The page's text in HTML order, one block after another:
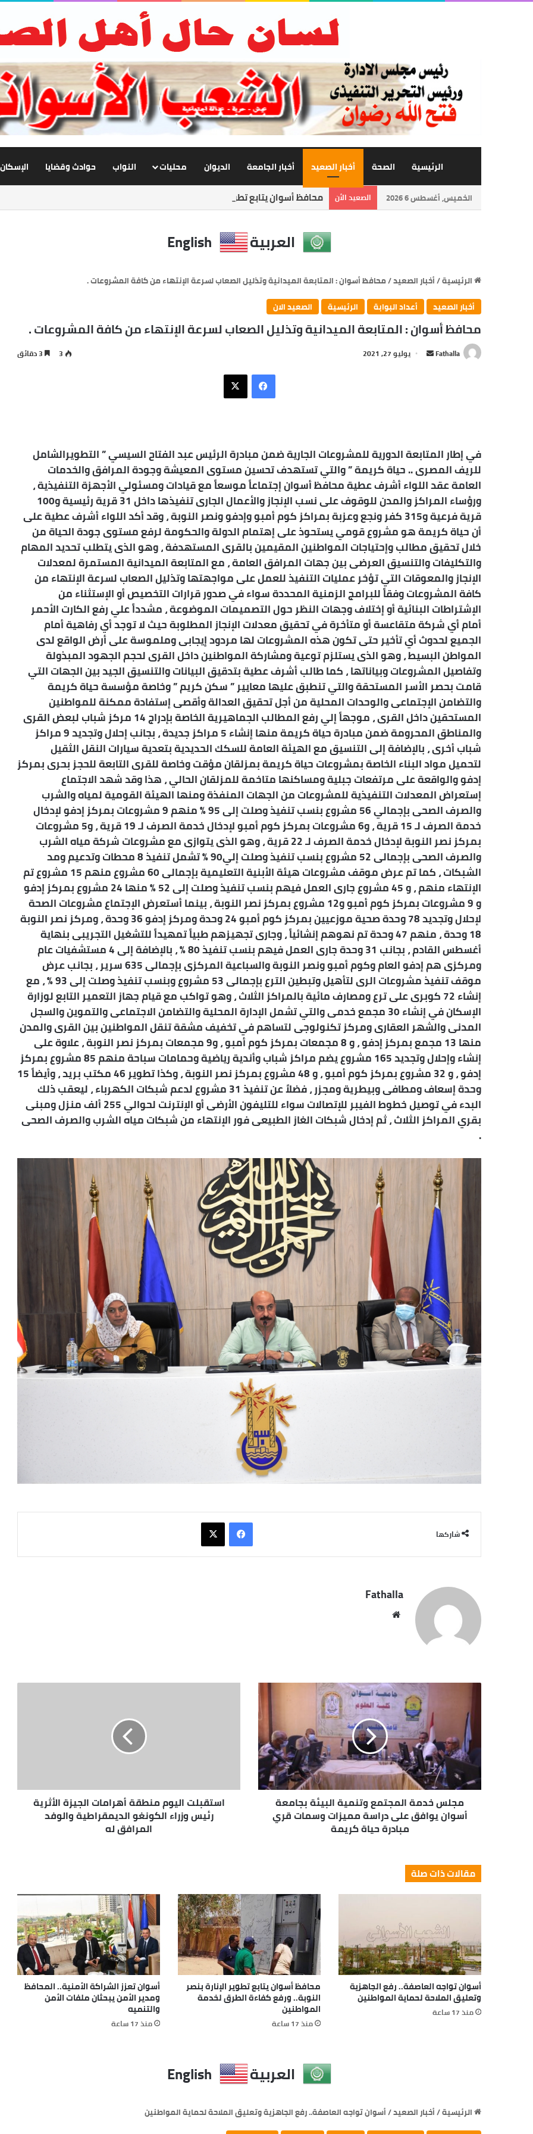
الرئيسية الصحة أخبار الصعيد أخبار الجامعة الديوان محليات النواب حوادث وقضايا الإسكان
الخميس, أغسطس 6 2026 الصعيد الأن محافظ أسوان يتابع تطوير الإنارة بنصر النوبة.. ورفع كفاءة الطرق لخدمة المواطنين
العربية English
الرئيسية/أخبار الصعيد/محافظ أسوان : المتابعة الميدانية وتذليل الصعاب لسرعة الإنتهاء من كافة المشروعات .
أخبار الصعيد
أعداد البوابة الرئيسية الصعيد الان
محافظ أسوان : المتابعة الميدانية وتذليل الصعاب لسرعة الإنتهاء من كافة المشروعات .
Fathalla
أرسل يوليو 27, 2021 3
فيسبوك
X
في إطار المتابعة الدورية للمشروعات الجارية ضمن مبادرة الرئيس عبد الفتاح السيسي ” التطويرالشامل
للريف المصرى .. حياة كريمة ” والتي تستهدف تحسين مستوى المعيشة وجودة المرافق والخدمات
العامة عقد اللواء أشرف عطية محافظ أسوان إجتماعاً موسعاً مع قيادات ومسئولي الأجهزة التنفيذية ،
ورؤساء المراكز والمدن للوقوف على نسب الإنجاز والأعمال الجارى تنفيذها داخل 31 قرية رئيسية و100
قرية فرعية و315 كفر ونجع وعزبة بمراكز كوم أمبو وإدفو ونصر النوبة ، وقد أكد اللواء أشرف عطية على
أن حياة كريمة هو مشروع قومي يستحوذ على إهتمام الدولة والحكومة لرفع مستوى جودة الحياة من
خلال تحقيق مطالب وإحتياجات المواطنين المقيمين بالقرى المستهدفة ، وهو الذى يتطلب تحديد المهام
والتكليفات والتنسيق العرضى بين جهات المرافق العامة ، مع المتابعة الميدانية المستمرة لمعدلات
الإنجاز والمعوقات التي تؤخر عمليات التنفيذ للعمل على مواجهتها وتذليل الصعاب لسرعة الإنتهاء من
كافة المشروعات وفقاً للبرامج الزمنية المحددة سواء في صدور قرارات التخصيص أو الإستثناء من
الإشتراطات البنائية أو إختلاف وجهات النظر حول التصميمات الموضوعة ، مشدداً علي رفع الكارت الأحمر
أمام أي شركة متقاعسة أو متأخرة في تحقيق معدلات الإنجاز المطلوبة حيث لا توجد أي رفاهية أمام
الجميع لحدوث أي تأخير حتى تكون هذه المشروعات لها مردود إيجابى وملموسة على أرض الواقع لدى
المواطن البسيط ، وهو الذى يستلزم توعية ومشاركة المواطنين داخل القرى لحجم الجهود المبذولة
وتفاصيل المشروعات وبياناتها ، كما طالب أشرف عطية بتدقيق البيانات والتنسيق الجيد بين الجهات التي
قامت بحصر الأسر المستحقة والتي تنطبق عليها معايير ” سكن كريم ” وخاصة مؤسسة حياة كريمة
والتضامن الإجتماعى والوحدات المحلية من أجل تحقيق العدالة وأقصى إستفادة ممكنة للمواطنين
المستحقين داخل القرى ، موجهاً إلي رفع المطالب الجماهيرية الخاصة بإدراج 14 مركز شباب لبعض القرى
والمناطق المحرومة ضمن مبادرة حياة كريمة منها إنشاء 5 مراكز جديدة ، بجانب إحلال وتجديد 9 مراكز
شباب أخرى ، بالإضافة إلى التنسيق مع الهيئة العامة للسكك الحديدية بتعدية سيارات النقل الثقيل
لتحميل مواد البناء الخاصة بمشروعات حياة كريمة بمزلقان مؤقت وخاصة للقرى التابعة للحجز بحرى بمركز
إدفو والواقعة على مرتفعات جبلية ومساكنها متاخمة للمزلقان الحالي ، هذا وقد شهد الاجتماع
إستعراض المعدلات التنفيذية للمشروعات من الجهات المنفذة ومنها الهيئة القومية لمياه والشرب
والصرف الصحى بإجمالي 56 مشروع بنسب تنفيذ وصلت إلى 95 % منهم 9 مشروعات بمركز إدفو لإدخال
خدمة الصرف لـ 15 قرية ، و6 مشروعات بمركز كوم أمبو لإدخال خدمة الصرف لـ 19 قرية ، و5 مشروعات
بمركز نصر النوبة لإدخال خدمة الصرف لـ 22 قرية ، وهو الذى يتوازى مع مشروعات شركة مياه الشرب
والصرف الصحى بإجمالى 52 مشروع بنسب تنفيذ وصلت إلي90 % تشمل تنفيذ 8 محطات وتدعيم ومد
الشبكات ، كما تم عرض موقف مشروعات هيئة الأبنية التعليمية بإجمالى 60 مشروع منهم 15 مشروع تم
الإنتهاء منهم ، و 45 مشروع جارى العمل فيهم بنسب تنفيذ وصلت إلى 52 % منها 24 مشروع بمركز إدفو
و 9 مشروعات بمركز كوم أمبو و12 مشروع بمركز نصر النوبة ، بينما أستعرض الإجتماع مشروعات الصحة
لإحلال وتجديد 78 وحدة صحية موزعيين بمركز كوم أمبو 24 وحدة ومركز إدفو 36 وحدة ، ومركز نصر النوبة
18 وحدة ، منهم 47 وحدة تم نهوهم إنشائياً ، وجارى تجهيزهم طبياً تمهيداً للتشغيل التجريبى بنهاية
أغسطس القادم ، بجانب 31 وحدة جارى العمل فيهم بنسب تنفيذ 80 % ، بالإضافة إلى 4 مستشفيات عام
ومركزى هم إدفو العام وكوم أمبو ونصر النوبة والسباعية المركزى بإجمالى 635 سرير ، بجانب عرض
موقف تنفيذ مشروعات الرى لتأهيل وتبطين الترع بإجمالى 53 مشروع وبنسب تنفيذ وصلت إلى 93 % ، مع
إنشاء 72 كوبرى على ترع ومصارف مائية بالمراكز الثلاث ، وهو تواكب مع قيام جهاز التعمير التابع لوزارة
الإسكان في إنشاء 30 مجمع خدمى والتي تشمل الإدارة المحلية والتضامن الاجتماعى والتموين والسجل
المدنى والشهر العقارى ومركز تكنولوجى لتساهم في تخفيف مشقة تنقل المواطنين بين القرى والمدن
منها 13 مجمع بمركز إدفو ، و 8 مجمعات بمركز كوم أمبو ، و9 مجمعات بمركز نصر النوبة ، علاوة على
إنشاء وإحلال وتجديد 165 مشروع يضم مراكز شباب وأندية رياضية وحمامات سباحة منهم 85 مشروع بمركز
إدفو ، و 32 مشروع بمركز كوم أمبو ، و 48 مشروع بمركز نصر النوبة ، وكذا تطوير 46 مكتب بريد ، وأيضاً 15
وحدة إسعاف ومطافى وبيطرية ومجزر ، فضلاً عن تنفيذ 31 مشروع لدعم شبكات الكهرباء ، ليعقب ذلك
البدء في توصيل خطوط الفيبر للإتصالات سواء للتليفون الأرضى أو الإنترنت لحوالي 255 ألف منزل ومبنى
بقري المراكز الثلاث ، ثم إدخال شبكات الغاز الطبيعى فور الإنتهاء من شبكات مياه الشرب والصرف الصحى
.
شاركها
فيسبوك
X
Fathalla
مجلس خدمة المجتمع وتنمية البيئة بجامعة
أسوان يوافق على دراسة مميزات وسمات قري
مبادرة حياة كريمة
استقبلت اليوم منطقة أهرامات الجيزة الأثرية
رئيس وزراء الكونغو الديمقراطية والوفد
المرافق له
مقالات ذات صلة
أسوان تواجه العاصفة.. رفع الجاهزية
وتعليق الملاحة لحماية المواطنين
منذ 17 ساعة
محافظ أسوان يتابع تطوير الإنارة بنصر
النوبة.. ورفع كفاءة الطرق لخدمة
المواطنين
منذ 17 ساعة
أسوان تعزز الشراكة الأمنية.. المحافظ
ومدير الأمن يبحثان ملفات الأمن
والتنميه
منذ 17 ساعة